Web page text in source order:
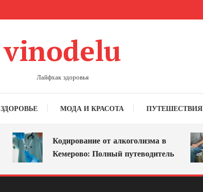
vinodelu
Лайфхак здоровья
ЗДОРОВЬЕ МОДА И КРАСОТА ПУТЕШЕСТВИЯ
Кодирование от алкоголизма в
Кемерово: Полный путеводитель